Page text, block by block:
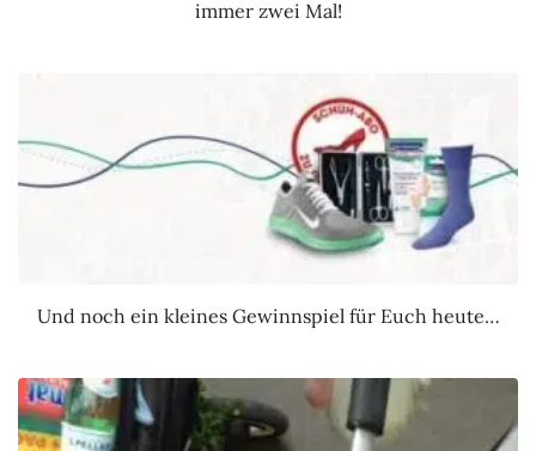
immer zwei Mal!
Und noch ein kleines Gewinnspiel für Euch heute…